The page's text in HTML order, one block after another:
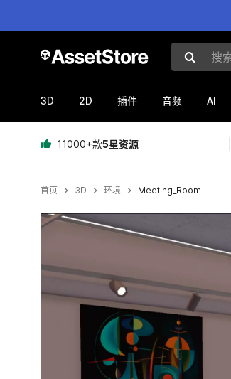
搜索资源
3D 2D 插件 音频 AI
11000+款5星资源
首页 3D 环境 Meeting_Room
当前幻灯片：1 / 5